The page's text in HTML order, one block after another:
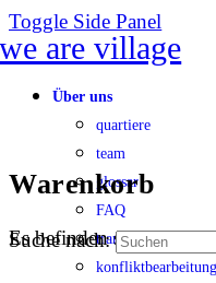
Toggle Side Panel
Über uns
quartiere
team
glossar
FAQ
transparenz
konfliktbearbeitung
Warenkorb
Es befinden sich keine
Suche nach: